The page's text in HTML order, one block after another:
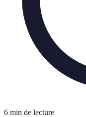
6 min de lecture